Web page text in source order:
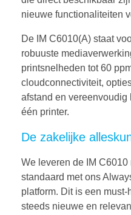
nieuwe functionaliteiten
De IM C6010(A) staat
robuuste
printsnelheden tot 60
cloudconnectiviteit,
afstand en vereenvoudig
één printer.
De zakelijke
We leveren de IM
standaard met ons
platform. Dit is een
steeds nieuwe en